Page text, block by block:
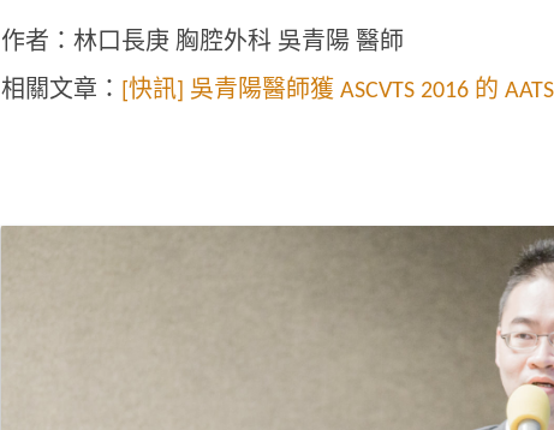
作者：林口長庚 胸腔外科 吳青陽 醫師
相關文章： [快訊] 吳青陽醫師獲 ASCVTS 2016 的